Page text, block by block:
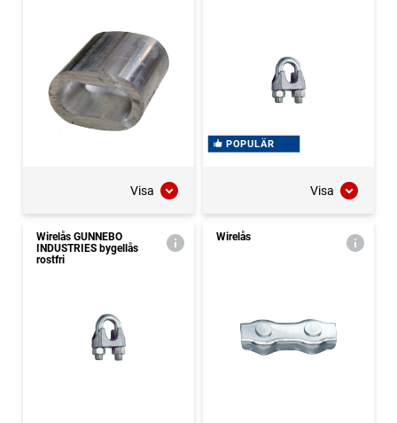
Visa
POPULÄR
Visa
Wirelås GUNNEBO
INDUSTRIES bygellås
rostfri
Wirelås